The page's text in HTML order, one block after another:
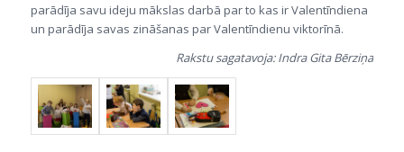
parādīja savu ideju mākslas darbā par to kas ir Valentīndiena
un parādīja savas zināšanas par Valentīndienu viktorīnā.
Rakstu sagatavoja: Indra Gita Bērziņa